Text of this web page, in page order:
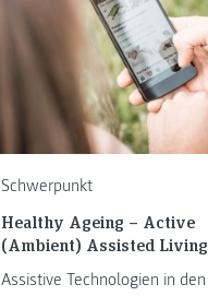
Schwerpunkt
Healthy Ageing – Active
(Ambient) Assisted Living
Assistive Technologien in den